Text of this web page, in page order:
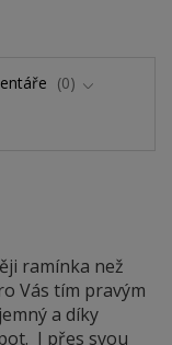
0
ramínka než
Vás tím pravým
a díky
I přes svou